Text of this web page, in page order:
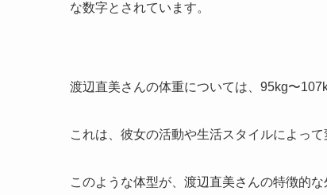
な数字とされています。
渡辺直美さんの体重については、95kg〜
これは、彼女の活動や生活スタイルによって
このような体型が、渡辺直美さんの特徴的